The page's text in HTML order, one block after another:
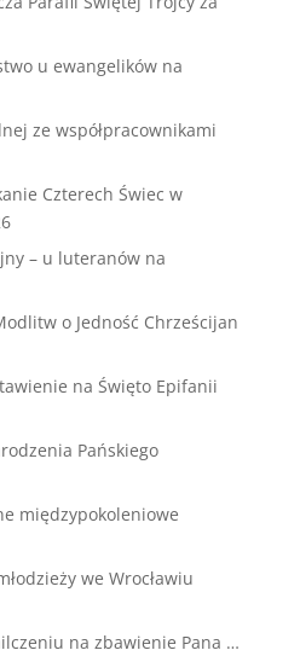
u ewangelików na
ze współpracownikami
Czterech Świec w
– u luteranów na
o Jedność Chrześcijan
na Święto Epifanii
Pańskiego
międzypokoleniowe
we Wrocławiu
na zbawienie Pana …